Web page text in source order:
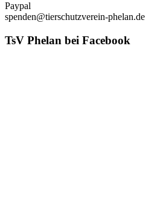
Paypal
spenden@tierschutzverein-phelan.de
TsV Phelan bei Facebook